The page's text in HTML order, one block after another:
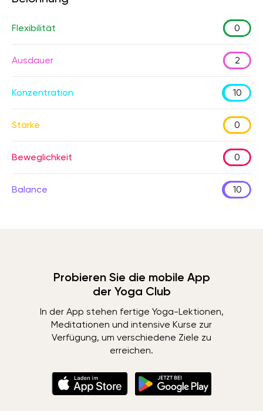
Flexibilität 0
Ausdauer 2
Konzentration 10
Stärke 0
Beweglichkeit 0
Balance 10
Probieren Sie die mobile App
der Yoga Club
In der App stehen fertige Yoga-Lektionen,
Meditationen und intensive Kurse zur
Verfügung, um verschiedene Ziele zu
erreichen.